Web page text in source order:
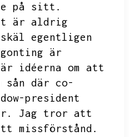
på sitt.
är aldrig
egentligen
är
idéerna om att
där co-
president
Jag tror att
missförstånd.